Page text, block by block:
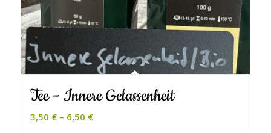
Tee – Innere Gelassenheit
3,50 €– 6,50 €